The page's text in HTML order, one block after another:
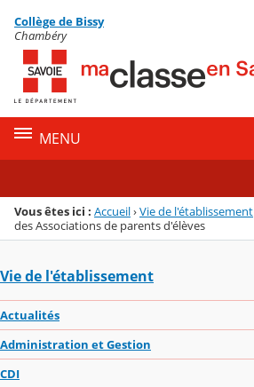
Menu de la rubrique
Contenu
Collège de Bissy
Chambéry
MENU
Vous êtes ici : Accueil›Vie de l'établissement
des Associations de parents d'élèves
Vie de l'établissement
Actualités
Administration et Gestion
CDI